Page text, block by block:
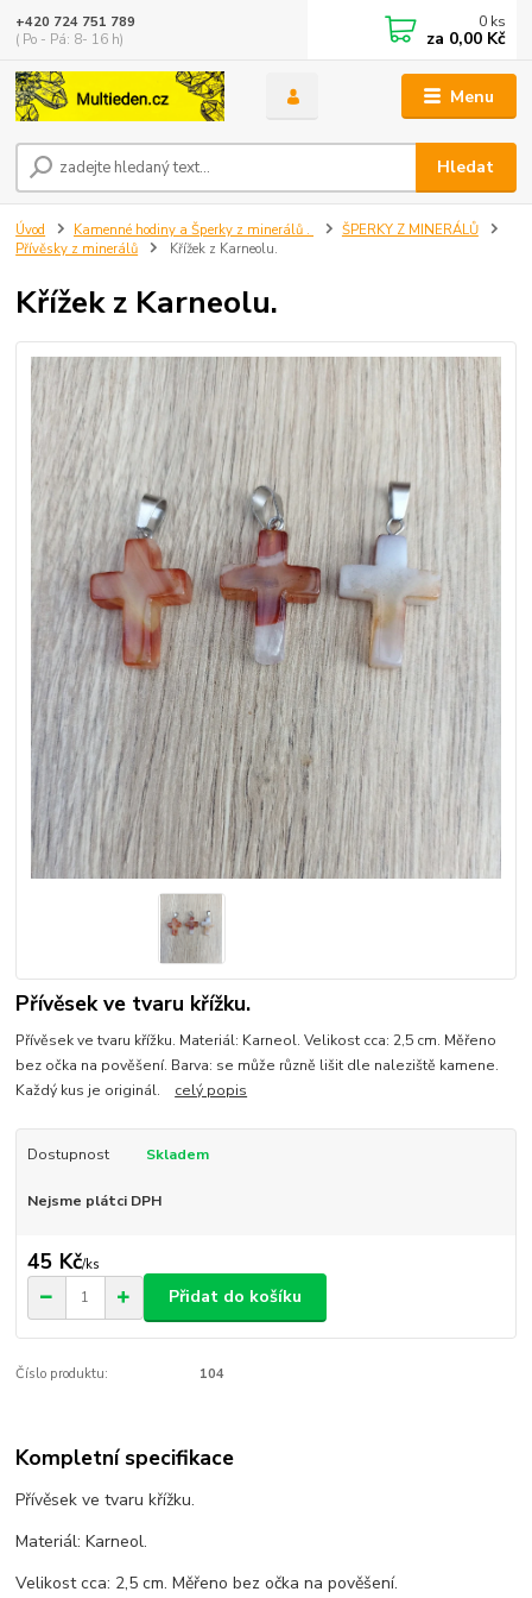
Menu
Hledat
+420 724 751 789
( Po - Pá: 8- 16 h)
0 ks
za 0,00 Kč
Úvod Kamenné hodiny a Šperky z minerálů .
ŠPERKY Z MINERÁLŮ
Přívěsky z minerálů
Křížek z Karneolu.
Křížek z Karneolu.
Přívěsek ve tvaru křížku.
Přívěsek ve tvaru křížku. Materiál: Karneol. Velikost cca: 2,5 cm. Měřeno
bez očka na pověšení. Barva: se může různě lišit dle naleziště kamene.
Každý kus je originál. celý popis
Dostupnost Skladem
Nejsme plátci DPH
45 Kč/ks
Přidat do košíku
Číslo produktu: 104
Kompletní specifikace
Přívěsek ve tvaru křížku.
Materiál: Karneol.
Velikost cca: 2,5 cm. Měřeno bez očka na pověšení.